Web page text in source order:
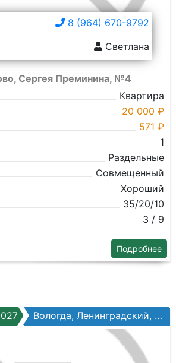
8 (964) 670-9792
Светлана
Сергея Преминина, №4
Квартира
20 000 ₽
571 ₽
1
Раздельные
Совмещенный
Хороший
35/20/10
3 / 9
Подробнее
Вологда, Ленинградский, Возрождения ул, №82а